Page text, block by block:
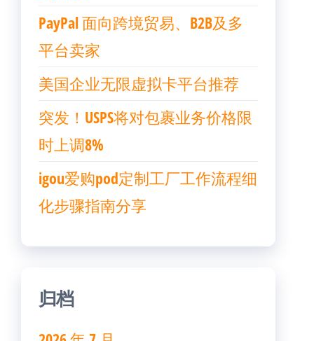
PayPal 面向跨境贸易、B2B及多
平台卖家
美国企业无限虚拟卡平台推荐
突发！USPS将对包裹业务价格限
时上调8%
igou爱购pod定制工厂工作流程细
化步骤指南分享
归档